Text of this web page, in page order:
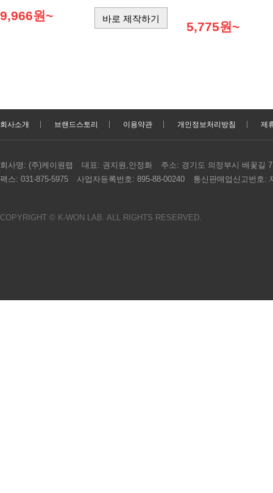
9,966원~ 바로 제작하기
5,775원~
회사소개 브랜드스토리 이용약관 개인정보처리방침 제
회사명: (주)케이원랩 대표: 권지원,안정화 주소: 경기도 의정부시 배꽃길
팩스: 031-875-5975 사업자등록번호: 895-88-00240 통신판매업신고번호:
COPYRIGHT © K-WON LAB. ALL RIGHTS RESERVED.